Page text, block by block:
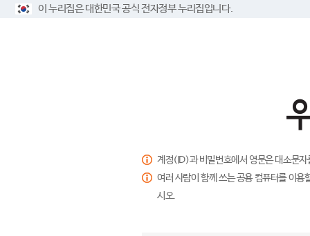
이 누리집은 대한민국 공식 전자정부 누리집입니다.
계정(ID)과 비밀번호에서 영문은 대소문
여러 사람이 함께 쓰는 공용 컴퓨터를 이
시오.